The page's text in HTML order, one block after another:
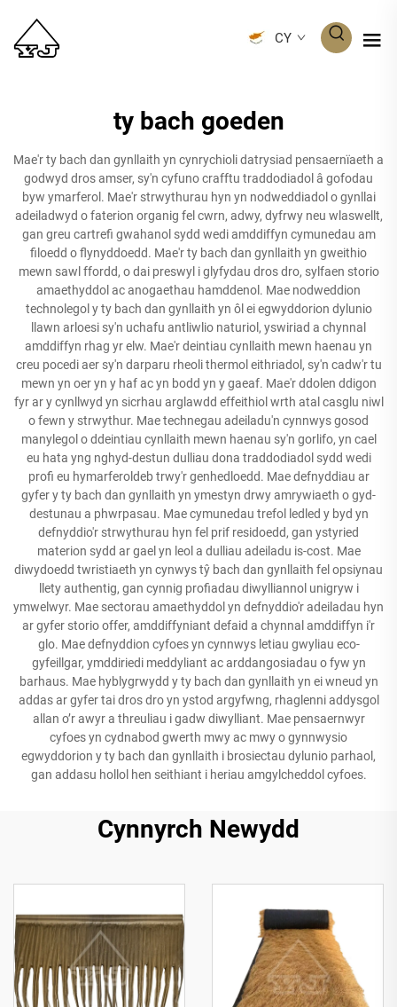
CY
ty bach goeden
Mae'r ty bach dan gynllaith yn cynrychioli datrysiad pensaernïaeth a
godwyd dros amser, sy'n cyfuno crafftu traddodiadol â gofodau
byw ymarferol. Mae'r strwythurau hyn yn nodweddiadol o gynllai
adeiladwyd o faterion organig fel cwrn, adwy, dyfrwy neu wlaswellt,
gan greu cartrefi gwahanol sydd wedi amddiffyn cymunedau am
filoedd o flynyddoedd. Mae'r ty bach dan gynllaith yn gweithio
mewn sawl ffordd, o dai preswyl i glyfydau dros dro, sylfaen storio
amaethyddol ac anogaethau hamddenol. Mae nodweddion
technolegol y ty bach dan gynllaith yn ôl ei egwyddorion dylunio
llawn arloesi sy'n uchafu antliwlio naturiol, yswiriad a chynnal
amddiffyn rhag yr elw. Mae'r deintiau cynllaith mewn haenau yn
creu pocedi aer sy'n darparu rheoli thermol eithriadol, sy'n cadw'r tu
mewn yn oer yn y haf ac yn bodd yn y gaeaf. Mae'r ddolen ddigon
fyr ar y cynllwyd yn sicrhau arglawdd effeithiol wrth atal casglu niwl
o fewn y strwythur. Mae technegau adeiladu'n cynnwys gosod
manylegol o ddeintiau cynllaith mewn haenau sy'n gorlifo, yn cael
eu hata yng nghyd-destun dulliau dona traddodiadol sydd wedi
profi eu hymarferoldeb trwy'r genhedloedd. Mae defnyddiau ar
gyfer y ty bach dan gynllaith yn ymestyn drwy amrywiaeth o gyd-
destunau a phwrpasau. Mae cymunedau trefol ledled y byd yn
defnyddio'r strwythurau hyn fel prif residoedd, gan ystyried
materion sydd ar gael yn leol a dulliau adeiladu is-cost. Mae
diwydoedd twristiaeth yn cynwys tŷ bach dan gynllaith fel opsiynau
llety authentig, gan cynnig profiadau diwylliannol unigryw i
ymwelwyr. Mae sectorau amaethyddol yn defnyddio'r adeiladau hyn
ar gyfer storio offer, amddiffyniant defaid a chynnal amddiffyn i'r
glo. Mae defnyddion cyfoes yn cynnwys letiau gwyliau eco-
gyfeillgar, ymddiriedi meddyliant ac arddangosiadau o fyw yn
barhaus. Mae hyblygrwydd y ty bach dan gynllaith yn ei wneud yn
addas ar gyfer tai dros dro yn ystod argyfwng, rhaglenni addysgol
allan o’r awyr a threuliau i gadw diwylliant. Mae pensaernwyr
cyfoes yn cydnabod gwerth mwy ac mwy o gynnwysio
egwyddorion y ty bach dan gynllaith i brosiectau dylunio parhaol,
gan addasu hollol hen seithiant i heriau amgylcheddol cyfoes.
Cynnyrch Newydd